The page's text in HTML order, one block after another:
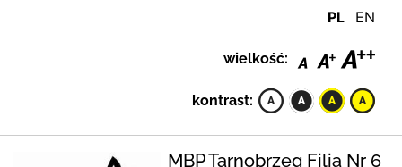
PL EN
wielkość:
kontrast:
MBP Tarnobrzeg Filia Nr 6